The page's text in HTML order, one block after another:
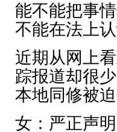
能不能把事
不能在法上
近期从网上
踪报道却很
本地同修被
女：严正声明